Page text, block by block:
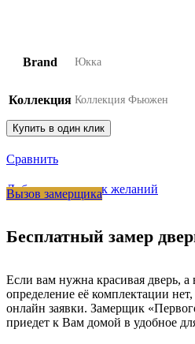
Brand Юкка
Коллекция Коллекция Фьюжен
Купить в один клик
Сравнить
Добавить в список желаний
Вызов замерщика
Бесплатный замер
Если вам нужна красивая дверь,
определение её комплектации
онлайн заявки. Замерщик
приедет к Вам домой в удобное